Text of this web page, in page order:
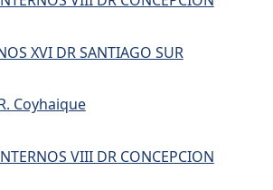
XVI DR SANTIAGO SUR
Coyhaique
VIII DR CONCEPCION